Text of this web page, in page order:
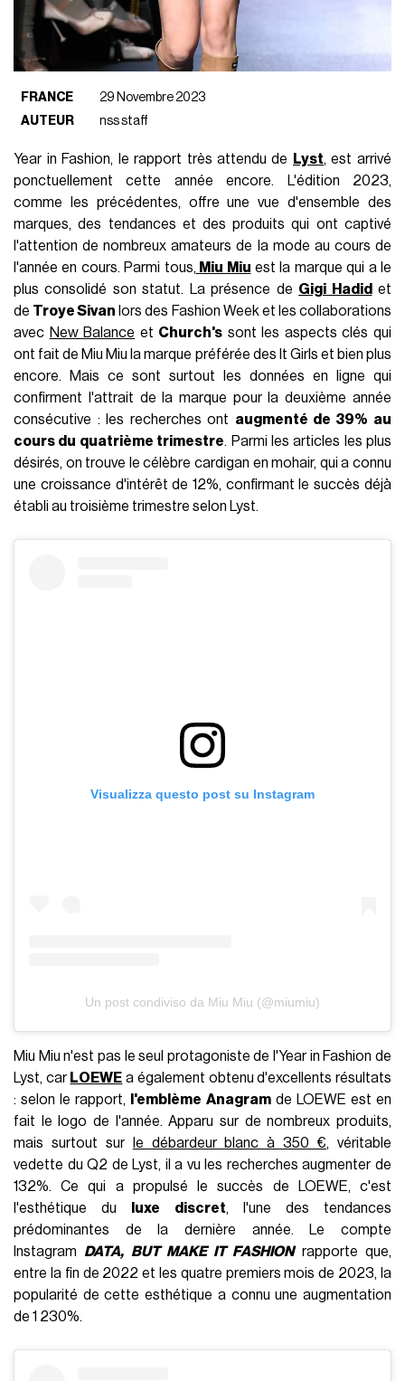
FRANCE
29 Novembre 2023
AUTEUR
nss staff
Year in Fashion, le rapport très attendu de Lyst, est arrivé
ponctuellement cette année encore. L'édition 2023,
comme les précédentes, offre une vue d'ensemble des
marques, des tendances et des produits qui ont captivé
l'attention de nombreux amateurs de la mode au cours de
l'année en cours. Parmi tous, Miu Miu est la marque qui a le
plus consolidé son statut. La présence de Gigi Hadid et
de Troye Sivan lors des Fashion Week et les collaborations
avec New Balance et Church's sont les aspects clés qui
ont fait de Miu Miu la marque préférée des It Girls et bien plus
encore. Mais ce sont surtout les données en ligne qui
confirment l'attrait de la marque pour la deuxième année
consécutive : les recherches ont augmenté de 39% au
cours du quatrième trimestre. Parmi les articles les plus
désirés, on trouve le célèbre cardigan en mohair, qui a connu
une croissance d'intérêt de 12%, confirmant le succès déjà
établi au troisième trimestre selon Lyst.
Visualizza questo post su Instagram
Un post condiviso da Miu Miu (@miumiu)
Miu Miu n'est pas le seul protagoniste de l'Year in Fashion de
Lyst, car LOEWE a également obtenu d'excellents résultats
: selon le rapport,
l'emblème Anagramde LOEWE est en
fait le logo de l'année. Apparu sur de nombreux produits,
mais surtout sur
le débardeur blanc à 350 €, véritable
vedette du Q2 de Lyst, il a vu les recherches augmenter de
132%. Ce qui a propulsé le succès de LOEWE, c'est
l'esthétique du
luxe discret, l'une des tendances
prédominantes de la dernière année. Le compte
InstagramDATA, BUT MAKE IT FASHIONrapporte que,
entre la fin de 2022 et les quatre premiers mois de 2023, la
popularité de cette esthétique a connu une augmentation
de 1 230%.